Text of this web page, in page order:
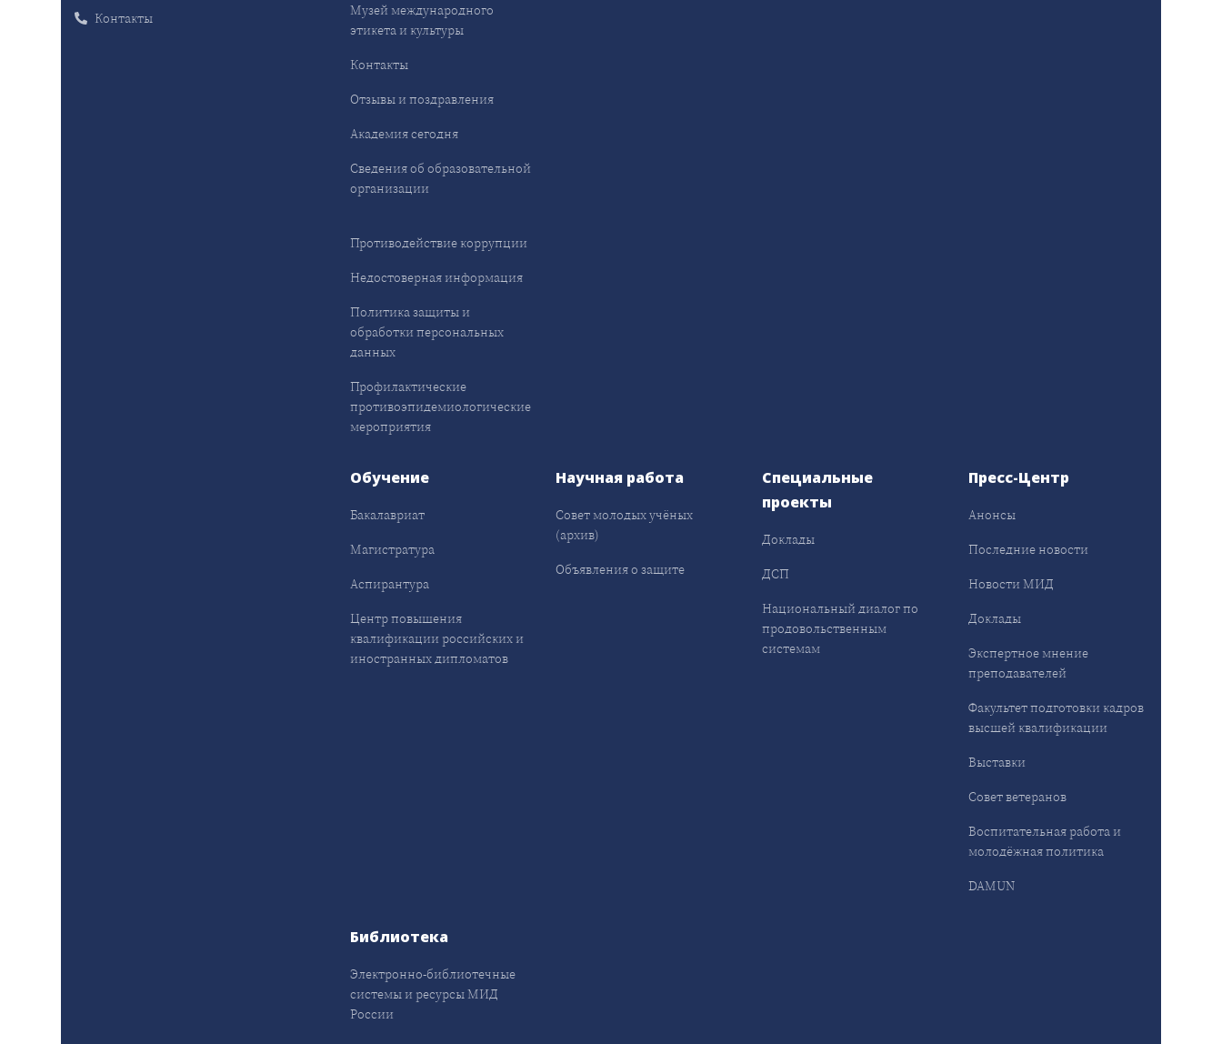
Контакты
Музей международного
этикета и культуры
Контакты
Отзывы и поздравления
Академия сегодня
Сведения об образовательной
организации
Противодействие коррупции
Недостоверная информация
Политика защиты и
обработки персональных
данных
Профилактические
противоэпидемиологические
мероприятия
Обучение
Бакалавриат
Магистратура
Аспирантура
Центр повышения
квалификации российских и
иностранных дипломатов
Научная работа
Совет молодых учёных
(архив)
Объявления о защите
Специальные
проекты
Доклады
ДСП
Национальный диалог по
продовольственным
системам
Пресс-Центр
Анонсы
Последние новости
Новости МИД
Доклады
Экспертное мнение
преподавателей
Факультет подготовки кадров
высшей квалификации
Выставки
Совет ветеранов
Воспитательная работа и
молодёжная политика
DAMUN
Библиотека
Электронно-библиотечные
системы и ресурсы МИД
России